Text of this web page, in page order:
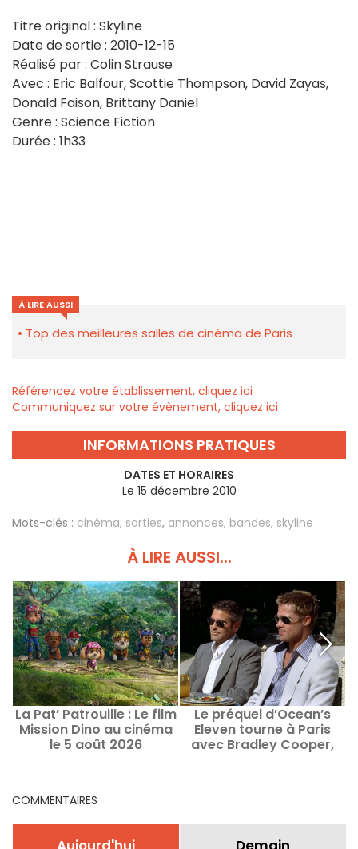
Titre original : Skyline
Date de sortie : 2010-12-15
Réalisé par : Colin Strause
Avec : Eric Balfour, Scottie Thompson, David Zayas,
Donald Faison, Brittany Daniel
Genre : Science Fiction
Durée : 1h33
À LIRE AUSSI
Top des meilleures salles de cinéma de Paris
Référencez votre établissement, cliquez ici
Communiquez sur votre évènement, cliquez ici
INFORMATIONS PRATIQUES
DATES ET HORAIRES
Le 15 décembre 2010
Mots-clés : cinéma, sorties, annonces, bandes, skyline
À LIRE AUSSI...
La Pat’ Patrouille : Le film
Mission Dino au cinéma
le 5 août 2026
Le préquel d’Ocean’s
Eleven tourne à Paris
avec Bradley Cooper,
COMMENTAIRES